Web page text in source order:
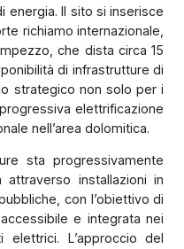
energia. Il sito si inserisce
richiamo internazionale,
che dista circa 15
di infrastrutture di
strategico non solo per i
elettrificazione
nell’area dolomitica.
sta progressivamente
installazioni in
con l’obiettivo di
e integrata nei
L’approccio del